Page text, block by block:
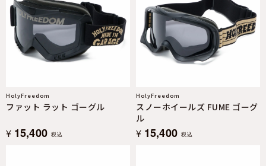
HolyFreedom
ファット ラット ゴーグル
¥ 15,400 税込
HolyFreedom
スノーホイールズ FUME ゴーグ
ル
¥ 15,400 税込